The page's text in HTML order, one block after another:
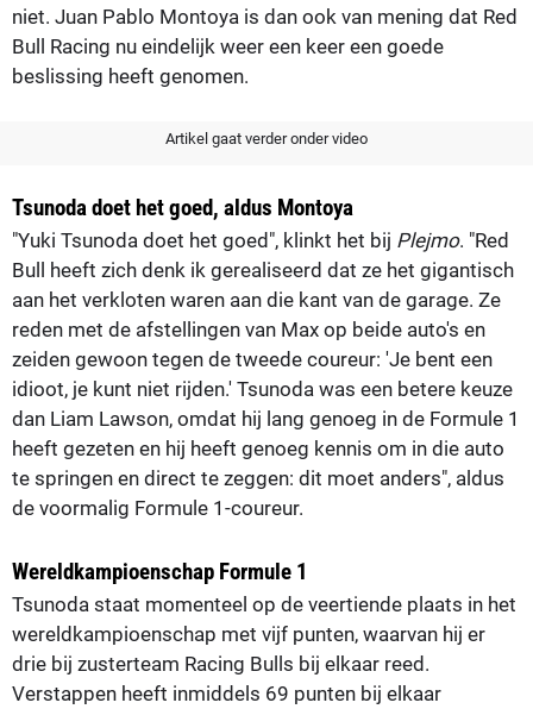
niet. Juan Pablo Montoya is dan ook van mening dat Red
Bull Racing nu eindelijk weer een keer een goede
beslissing heeft genomen.
Artikel gaat verder onder video
Tsunoda doet het goed, aldus Montoya
"Yuki Tsunoda doet het goed", klinkt het bij Plejmo. "Red
Bull heeft zich denk ik gerealiseerd dat ze het gigantisch
aan het verkloten waren aan die kant van de garage. Ze
reden met de afstellingen van Max op beide auto's en
zeiden gewoon tegen de tweede coureur: 'Je bent een
idioot, je kunt niet rijden.' Tsunoda was een betere keuze
dan Liam Lawson, omdat hij lang genoeg in de Formule 1
heeft gezeten en hij heeft genoeg kennis om in die auto
te springen en direct te zeggen: dit moet anders", aldus
de voormalig Formule 1-coureur.
Wereldkampioenschap Formule 1
Tsunoda staat momenteel op de veertiende plaats in het
wereldkampioenschap met vijf punten, waarvan hij er
drie bij zusterteam Racing Bulls bij elkaar reed.
Verstappen heeft inmiddels 69 punten bij elkaar